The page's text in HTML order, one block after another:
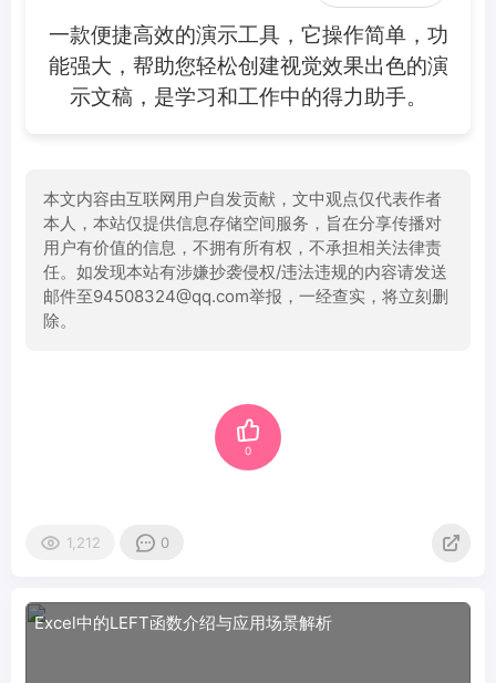
一款便捷高效的演示工具，它操作简单，功
能强大，帮助您轻松创建视觉效果出色的演
示文稿，是学习和工作中的得力助手。
本文内容由互联网用户自发贡献，文中观点仅代表作者
本人，本站仅提供信息存储空间服务，旨在分享传播对
用户有价值的信息，不拥有所有权，不承担相关法律责
任。如发现本站有涉嫌抄袭侵权/违法违规的内容请发送
邮件至94508324@qq.com举报，一经查实，将立刻删
除。
0
1,212 0
Excel中的LEFT函数介绍与应用场景解析